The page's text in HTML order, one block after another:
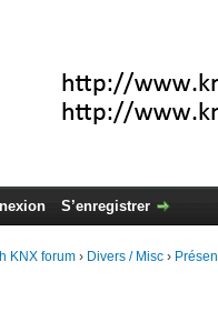
S’enregistrer
KNX forum › Divers / Misc ›